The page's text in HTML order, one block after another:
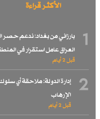
الأكثر قراءة
1
بارزاني من بغداد: ندعم حصر
العراق عامل استقرار في
قبل 2 أيام
2
إدارة الدولة: ملاحقة أي
الإرهاب
قبل 2 أيام